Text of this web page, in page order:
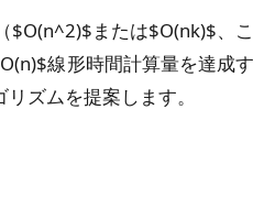
$O(n^2)$または$O(nk)$、
線形時間計算量を達成
リズムを提案します。